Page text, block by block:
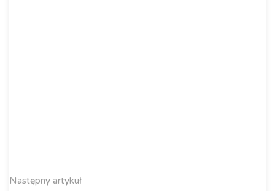
Następny artykuł